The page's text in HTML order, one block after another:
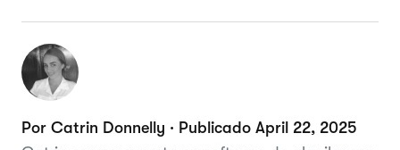
Por Catrin Donnelly · Publicado April 22, 2025